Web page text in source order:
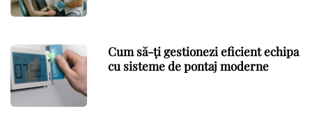
Cum să-ți gestionezi eficient echipa
cu sisteme de pontaj moderne